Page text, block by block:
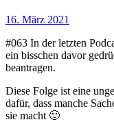
16. März 2021
#063 In der letzten
ein bisschen davor
beantragen.
Diese Folge ist eine
dafür, dass manche
sie macht 🙂